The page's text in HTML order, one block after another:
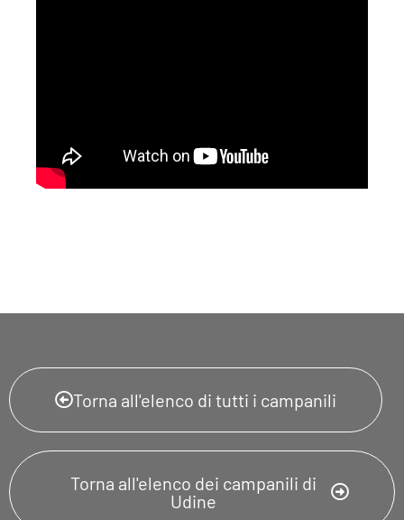
Torna all'elenco di tutti i campanili
Torna all'elenco dei campanili di
Udine